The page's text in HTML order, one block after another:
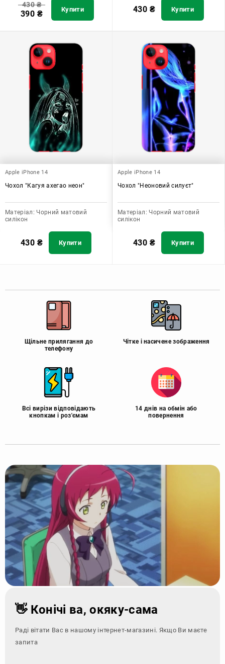
430₴
390 ₴ Купити 430 ₴ Купити
Apple iPhone 14
Чохол "Кагуя ахегао неон"
Матеріал: Чорний матовий
силікон
430 ₴ Купити
Apple iPhone 14
Чохол "Неоновий силуєт"
Матеріал: Чорний матовий
силікон
430 ₴ Купити
Щільне прилягання до
телефону
Чітке і насичене зображення
Всі вирізи відповідають
кнопкам і роз'ємам
14 днів на обмін або
повернення
👋 Конічі ва, окяку-сама
Раді вітати Вас в нашому інтернет-магазині. Якщо Ви маєте
запитання - зверні